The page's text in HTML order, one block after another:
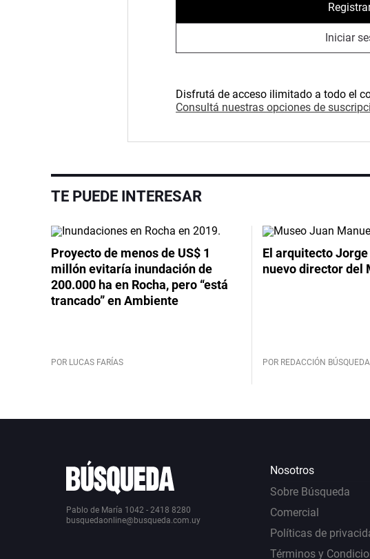
Iniciar
Disfrutá de acceso ilimitado a todo el
Consultá nuestras opciones de
TE PUEDE INTERESAR
Proyecto de menos de US$ 1
millón evitaría inundación de
200.000 ha en Rocha, pero “está
trancado” en Ambiente
POR LUCAS FARÍAS
El arquitecto
nuevo director del
POR REDACCIÓN BÚSQUEDA
Pablo de María 1042 - 2418 8280
busquedaonline@busqueda.com.uy
Nosotros
Sobre Búsqueda
Comercial
Políticas de
Términos y